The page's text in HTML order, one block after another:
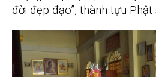
đời đẹp đạo”, thành tựu Phật